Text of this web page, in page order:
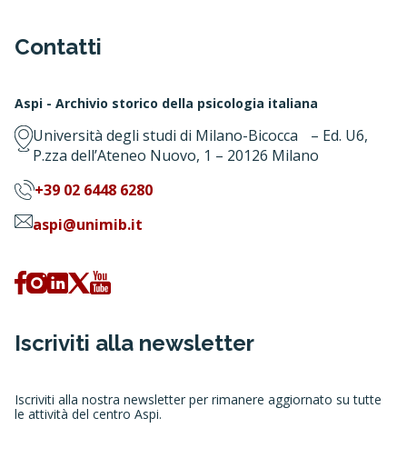
Contatti
Aspi - Archivio storico della psicologia italiana
Università degli studi di Milano-Bicocca – Ed. U6,
P.zza dell’Ateneo Nuovo, 1 – 20126 Milano
+39 02 6448 6280
aspi@unimib.it
Iscriviti alla newsletter
Iscriviti alla nostra newsletter per rimanere aggiornato su tutte
le attività del centro Aspi.